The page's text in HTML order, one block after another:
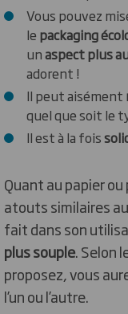
Vous pouvez
le packaging
unaspect plus
adorent !
Il peut aisément
quel que soit le
Il est à la fois
Quant au papier
atouts similaires
fait dans son
plus souple. Selon
proposez, vous
l’un ou l’autre.